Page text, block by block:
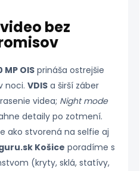
bez
MP OIS prináša ostrejšie
noci. VDISa širší záber
videa; Night mode
detaily po zotmení.
ako stvorená na selfie aj
Košice poradíme s
(kryty, sklá, statívy,